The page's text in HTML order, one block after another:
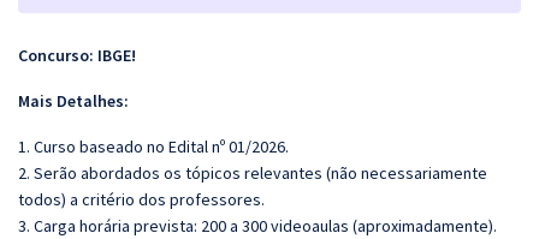
Concurso: IBGE!
Mais Detalhes:
1. Curso baseado no Edital nº 01/2026.
2. Serão abordados os tópicos relevantes (não necessariamente
todos) a critério dos professores.
3. Carga horária prevista: 200 a 300 videoaulas (aproximadamente).